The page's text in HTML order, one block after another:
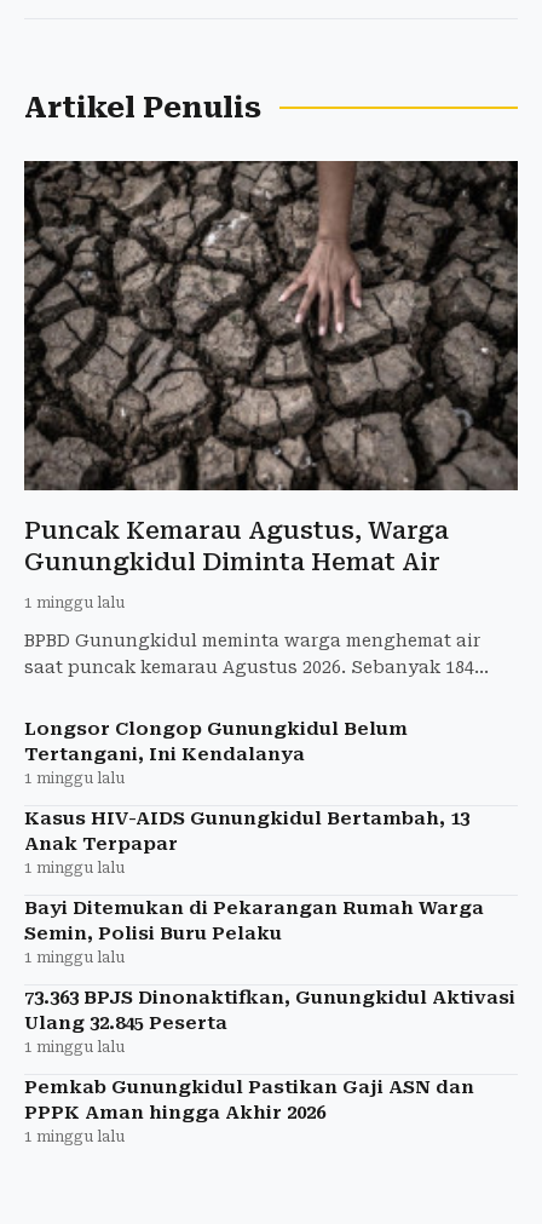
Artikel Penulis
Puncak Kemarau Agustus, Warga
Gunungkidul Diminta Hemat Air
1 minggu lalu
BPBD Gunungkidul meminta warga menghemat air
saat puncak kemarau Agustus 2026. Sebanyak 184
terdampak kekeringan.
Longsor Clongop Gunungkidul Belum
Tertangani, Ini Kendalanya
1 minggu lalu
Kasus HIV-AIDS Gunungkidul Bertambah, 13
Anak Terpapar
1 minggu lalu
Bayi Ditemukan di Pekarangan Rumah Warga
Semin, Polisi Buru Pelaku
1 minggu lalu
73.363 BPJS Dinonaktifkan, Gunungkidul Aktivasi
Ulang 32.845 Peserta
1 minggu lalu
Pemkab Gunungkidul Pastikan Gaji ASN dan
PPPK Aman hingga Akhir 2026
1 minggu lalu